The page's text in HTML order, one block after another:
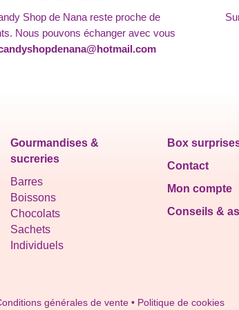
Shop de Nana reste proche de
Nous pouvons échanger avec vous
Gourmandises &
sucreries
Barres
Boissons
Chocolats
Sachets
Individuels
Box
Contact
Mon compte
Conseils &
générales de vente • Politique de cookies